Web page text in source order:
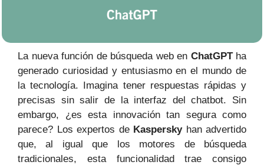
La nueva función de búsqueda web en ChatGPTha
generado curiosidad y entusiasmo en el mundo de
la tecnología. Imagina tener respuestas rápidas y
precisas sin salir de la interfaz del chatbot. Sin
embargo, ¿es esta innovación tan segura como
parece? Los expertos de Kasperskyhan advertido
que, al igual que los motores de búsqueda
tradicionales, esta funcionalidad trae consigo